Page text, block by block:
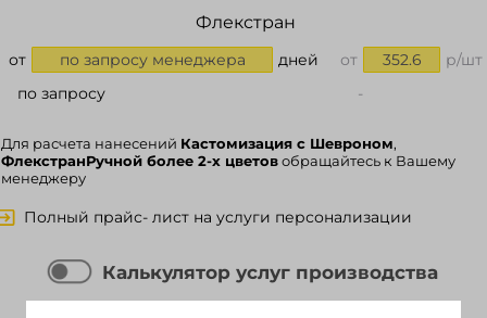
Флекстран
от по запросу менеджера дней от 352.6
р/шт
по запросу
-
Для расчета нанесений Кастомизация с Шевроном,
ФлекстранРучной более 2-х цветовобращайтесь к Вашему
менеджеру
Полный прайс- лист на услуги персонализации
Калькулятор услуг производства